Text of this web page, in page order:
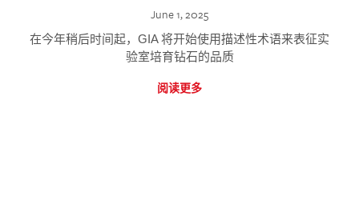
June 1, 2025
在今年稍后时间起，GIA 将开始使用描述性术语来表征实
验室培育钻石的品质
阅读更多